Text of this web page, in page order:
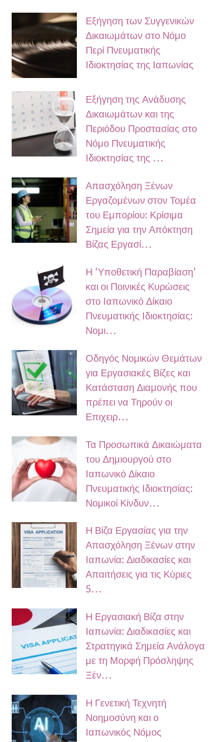
Εξήγηση των Συγγενικών
Δικαιωμάτων στο Νόμο
Περί Πνευματικής
Ιδιοκτησίας της Ιαπωνίας
Εξήγηση της Ανάδυσης
Δικαιωμάτων και της
Περιόδου Προστασίας στο
Νόμο Πνευματικής
Ιδιοκτησίας της …
Απασχόληση Ξένων
Εργαζομένων στον Τομέα
του Εμπορίου: Κρίσιμα
Σημεία για την Απόκτηση
Βίζας Εργασί…
Η 'Υποθετική Παραβίαση'
και οι Ποινικές Κυρώσεις
στο Ιαπωνικό Δίκαιο
Πνευματικής Ιδιοκτησίας:
Νομι…
Οδηγός Νομικών Θεμάτων
για Εργασιακές Βίζες και
Κατάσταση Διαμονής που
πρέπει να Τηρούν οι
Επιχειρ…
Τα Προσωπικά Δικαιώματα
του Δημιουργού στο
Ιαπωνικό Δίκαιο
Πνευματικής Ιδιοκτησίας:
Νομικοί Κίνδυν…
Η Βίζα Εργασίας για την
Απασχόληση Ξένων στην
Ιαπωνία: Διαδικασίες και
Απαιτήσεις για τις Κύριες
5…
Η Εργασιακή Βίζα στην
Ιαπωνία: Διαδικασίες και
Στρατηγικά Σημεία Ανάλογα
με τη Μορφή Πρόσληψης
Ξέν…
Η Γενετική Τεχνητή
Νοημοσύνη και ο
Ιαπωνικός Νόμος